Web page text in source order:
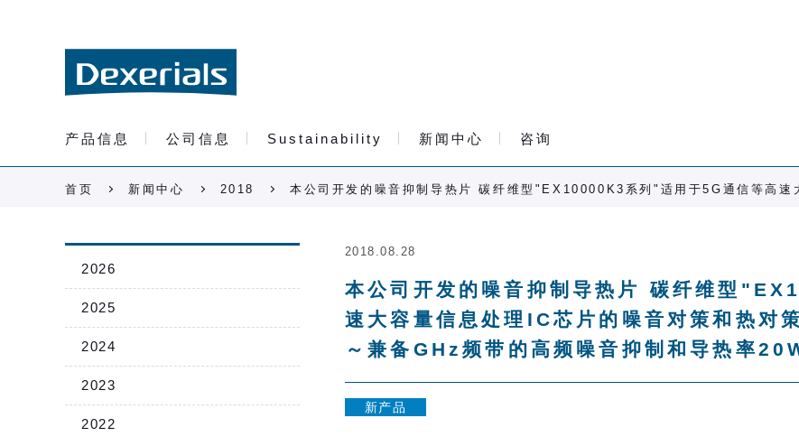
产品信息 公司信息 Sustainability 新闻中心 咨询
首页 新闻中心 2018 本公司开发的噪音抑制导热片 碳纤维型"EX10000K3系列"适用于5G通信等高速
本公司开发的噪音抑制导热片 碳纤维型
速大容量信息处理IC芯片的噪音对策和热对策
～兼备GHz频带的高频噪音抑制和导热率
新产品
2018.08.28
2026
2025
2024
2023
2022